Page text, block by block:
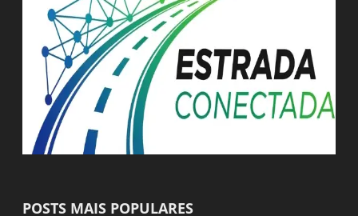
POSTS MAIS POPULARES